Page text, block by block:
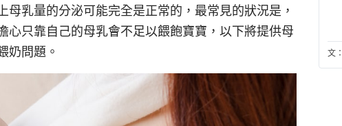
母乳量的分泌可能完全是正常的，最常見的狀況是，
心只靠自己的母乳會不足以餵飽寶寶，以下將提供母
奶問題。
文：